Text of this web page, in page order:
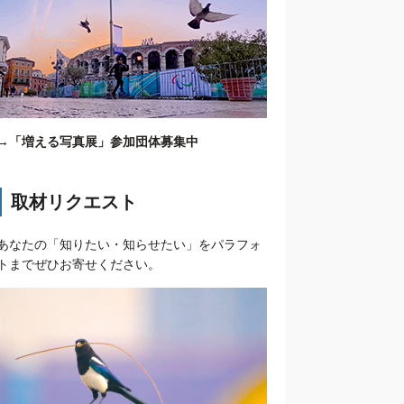
「増える写真展」参加団体募集中
取材リクエスト
なたの「知りたい・知らせたい」をパラフォ
までぜひお寄せください。